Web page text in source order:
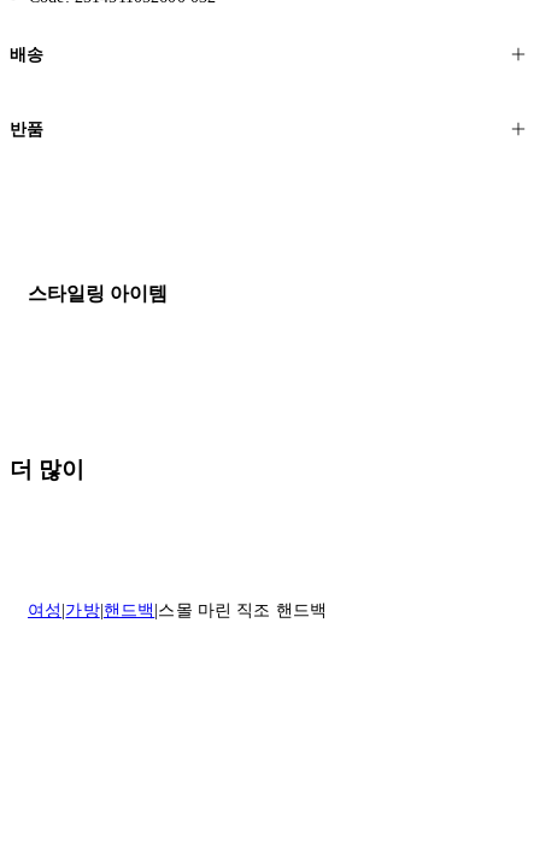
배송
고객님의 위치에 따라 일반 배송과 익스프레스 배송을 제공합니다.
세일 기간에는 배송이 다소 지연될 수 있습니다. 궁금하신 점이 있거
나 도움이 필요하신 경우 고객센터로 문의해 주세요.
반품
스타일링 아이템
더 많이
여성 가방 핸드백 스몰 마린 직조 핸드백